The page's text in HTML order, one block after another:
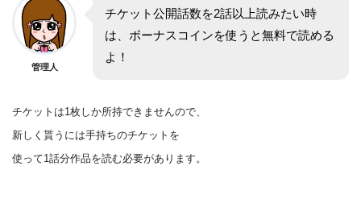
管理人
チケット公開話数を2話以上読みたい時
は、ボーナスコインを使うと無料で読める
よ！
チケットは1枚しか所持できませんので、
新しく貰うには手持ちのチケットを
使って1話分作品を読む必要があります。